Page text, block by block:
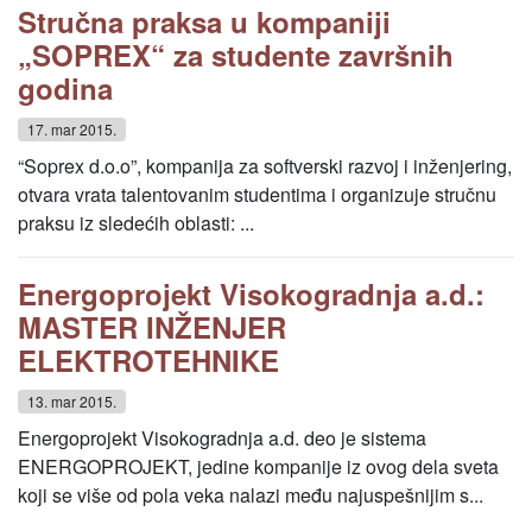
Stručna praksa u kompaniji
„SOPREX“ za studente završnih
godina
17. mar 2015.
“Soprex d.o.o”, kompanija za softverski razvoj i inženjering,
otvara vrata talentovanim studentima i organizuje stručnu
praksu iz sledećih oblasti: ...
Energoprojekt Visokogradnja a.d.:
MASTER INŽENJER
ELEKTROTEHNIKE
13. mar 2015.
Energoprojekt Visokogradnja a.d. deo je sistema
ENERGOPROJEKT, jedine kompanije iz ovog dela sveta
koji se više od pola veka nalazi među najuspešnijim s...